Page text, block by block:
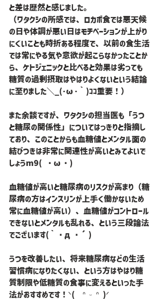
と差は歴然と感じました。
（ワタクシの所感では、ロカボ食では悪天候
の日や体調が悪い日はモチベーションが上がり
にくいことも時折ある程度で、以前の食生活
では常にやる気や意欲が起こらなかったことか
ら、ケトジェニックと比べると効果は劣っても
糖質の過剰摂取はやはりよくないという結論
に至りました＼_(･ω･｀)ｺｺ重要！）
また余談ですが、ワタクシの担当医も「うつ
と糖尿の関係性」についてはっきりと指摘し
ており、このことからも血糖値とメンタル面の
結びつきは非常に関連性が高いとみてよいで
しょうm9( ・ω・)
血糖値が高いと糖尿病のリスクが高まり（糖
尿病の方はインスリンが上手く働かないため
常に血糖値が高い）、血糖値がコントロール
できないとメンタルも乱れる、という三段論法
でございます(｀・д・´)
うつを改善したい、将来糖尿病などの生活
習慣病になりたくない、という方はやはり糖
質制限や低糖質の食事に変えるといった手
法がおすすめです！ᐠ(  ᐢ ᵕ ᐢ )ᐟ